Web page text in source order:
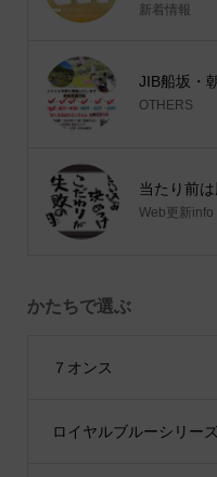
新着情報
JIB船坂・
OTHERS
当たり前
Web更新info
かたちで選ぶ
７オンス
ロイヤルブルーシリー